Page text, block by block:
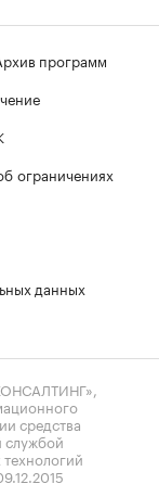
программ
ограничениях
данных
средства